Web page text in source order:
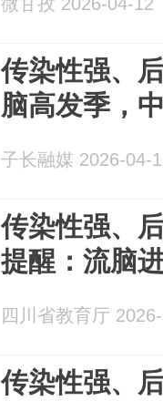
传染性强、
脑高发季，
子长融媒 2026-04-
传染性强、
提醒：流脑
四川省教育厅
传染性强、